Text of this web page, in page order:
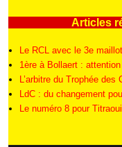
Articles
Le RCL avec le 3e
1ère à Bollaert :
L’arbitre du Trophée des
LdC : du changement
Le numéro 8 pour Titraoui